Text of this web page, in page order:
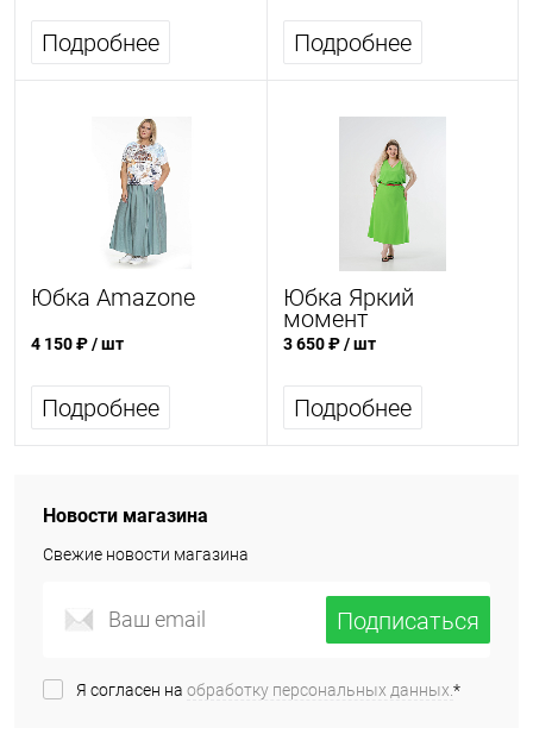
Подробнее Подробнее
Юбка Amazone
4 150 ₽/ шт
Подробнее
Юбка Яркий
момент
3 650 ₽/ шт
Подробнее
Новости магазина
Свежие новости магазина
Подписаться
Я согласен на обработку персональных данных.*